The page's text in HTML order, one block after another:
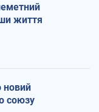
життя
новий
союзу